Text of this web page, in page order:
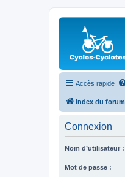
Accès rapide
Index du forum
Connexion
Nom d’utilisateur :
Mot de passe :